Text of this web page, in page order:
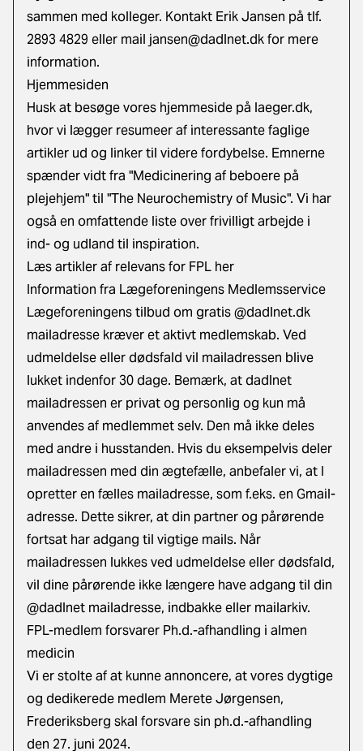
sammen med kolleger. Kontakt Erik Jansen på tlf.
2893 4829 eller mail jansen@dadlnet.dk for mere
information.
Hjemmesiden
Husk at besøge vores hjemmeside på laeger.dk,
hvor vi lægger resumeer af interessante faglige
artikler ud og linker til videre fordybelse. Emnerne
spænder vidt fra "Medicinering af beboere på
plejehjem" til "The Neurochemistry of Music". Vi har
også en omfattende liste over frivilligt arbejde i
ind- og udland til inspiration.
Læs artikler af relevans for FPL her
Information fra Lægeforeningens Medlemsservice
Lægeforeningens tilbud om gratis @dadlnet.dk
mailadresse kræver et aktivt medlemskab. Ved
udmeldelse eller dødsfald vil mailadressen blive
lukket indenfor 30 dage. Bemærk, at dadlnet
mailadressen er privat og personlig og kun må
anvendes af medlemmet selv. Den må ikke deles
med andre i husstanden. Hvis du eksempelvis deler
mailadressen med din ægtefælle, anbefaler vi, at I
opretter en fælles mailadresse, som f.eks. en Gmail-
adresse. Dette sikrer, at din partner og pårørende
fortsat har adgang til vigtige mails. Når
mailadressen lukkes ved udmeldelse eller dødsfald,
vil dine pårørende ikke længere have adgang til din
@dadlnet mailadresse, indbakke eller mailarkiv.
FPL-medlem forsvarer Ph.d.-afhandling i almen
medicin
Vi er stolte af at kunne annoncere, at vores dygtige
og dedikerede medlem Merete Jørgensen,
Frederiksberg skal forsvare sin ph.d.-afhandling
den 27. juni 2024.